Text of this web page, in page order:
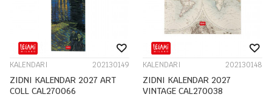
KALENDARI 202130149
ZIDNI KALENDAR 2027 ART
COLL CAL270066
KALENDARI 202130148
ZIDNI KALENDAR 2027
VINTAGE CAL270038